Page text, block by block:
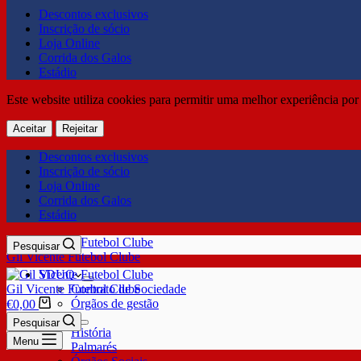
Descontos exclusivos
Inscrição de sócio
Loja Online
Corrida dos Galos
Estádio
Este website utiliza cookies para permitir uma melhor experiência
Aceitar Rejeitar
Descontos exclusivos
Inscrição de sócio
Loja Online
Corrida dos Galos
Estádio
Gil Vicente Futebol Clube
Pesquisar
SDUQ
Contrato de Sociedade
Órgãos de gestão
Clube
História
Palmarés
Gil Vicente Futebol Clube
€0,00
Pesquisar
Menu